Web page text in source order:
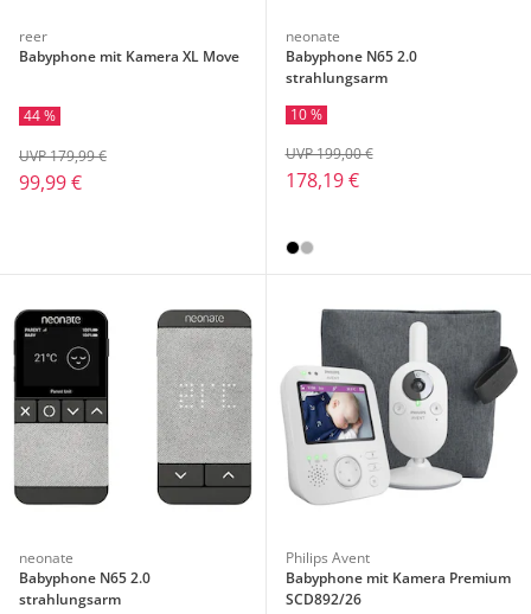
reer
Babyphone mit Kamera XL Move
44 %
99,99 €
UVP 179,99 €
neonate
Babyphone N65 2.0
strahlungsarm
10 %
178,19 €
UVP 199,00 €
neonate
Babyphone N65 2.0
strahlungsarm
Philips Avent
Babyphone mit Kamera Premium
SCD892/26